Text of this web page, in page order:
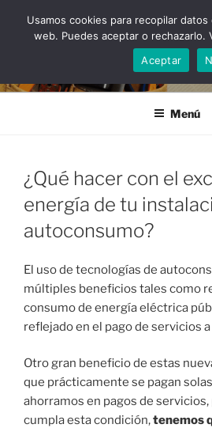
Menú
¿Qué hacer con el
energía de tu
autoconsumo?
El uso de tecnologías de
múltiples beneficios tales como
consumo de energía eléctrica
reflejado en el pago de servicios
Otro gran beneficio de estas
que prácticamente se pagan
ahorramos en pagos de servicios,
cumpla esta condición,tenemos
Usamos cookies para recopilar
web. Puedes aceptar o rechazarlo.
Aceptar